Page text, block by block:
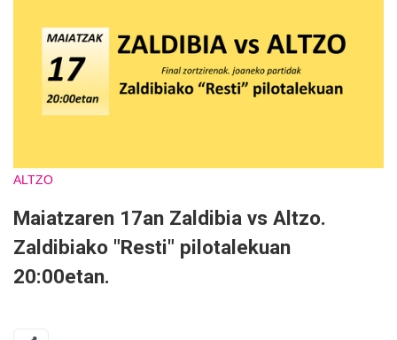
ALTZO
Maiatzaren 17an Zaldibia vs Altzo.
Zaldibiako "Resti" pilotalekuan
20:00etan.